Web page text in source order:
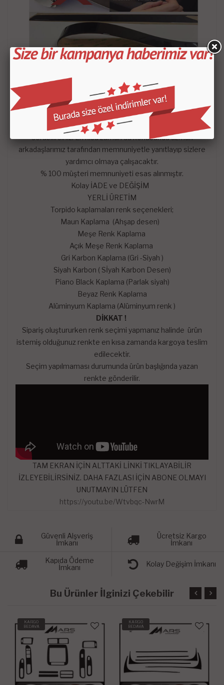
- Satın aldığınız setin içeriği KROKİDE belirtilen
parçalardan oluşmaktadır.
Mars Cockpit Design
garantisini taşımaktadır.
Hangi satış pazarında olursa olsun çekinmeden dilediğiniz
sorularını mağazaya soru sor kısmından sorularınızı
sorabilirsiniz. En kısa zaman da konusunda uzman
arkadaşlarımız tarafından memnuniyetle yanıtlayıp sizlere
yardımcı olmaya çalışacaktır.
% 100 müşteri memnuniyeti esas alınmıştır.
Kolay İADE ve DEĞİŞİM
YERLİ ÜRETİM
Torpido kaplamaları renk seçenekleri;
Maun Kaplama (Ahşap desen)
Meşe Renk Kaplama
Açık Meşe Renk Kaplama
Gri Karbon Kaplama (Gri -Siyah )
Siyah Karbon ( Sİyah Karbon Desen)
Piano Black Kaplama (Parlak siyah)
Beyaz Renk Kaplama
Alüminyum Kaplama (Alüminyum renk )
DİKKAT !
Sipariş oluştururken renk seçimi yapmanız halinde ürün
istemiş olduğunuz renkte en kısa zamanda kargoya teslim
edilecektir.
Seçim yapılmaması durumunda ürün başlığında yazan
renkte gönderilir.
TAM EKRAN İÇİN ALTTAKİ LİNKİ TIKLAYABİLİR
İZLEYEBİLİRSİNİZ. DAHA FAZLASI İÇİN ABONE OLMAYI
UNUTMAYIN LÜTFEN
https://youtu.be/Wtvbqc-NwrM
Güvenli Alşveriş
İmkanı
Ücretsiz Kargo
İmkanı
Kapıda Ödeme
İmkanı
Kolay Değişim İmkanı
Bu Ürünler İlginizi Çekebilir
KARGO
BEDAVA
KARGO
BEDAVA